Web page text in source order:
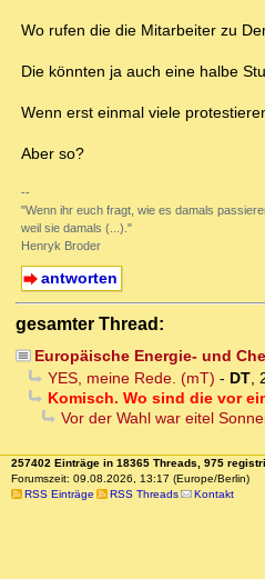
Wo rufen die die Mitarbeiter zu
Die könnten ja auch eine halbe
Wenn erst einmal viele
Aber so?
--
"Wenn ihr euch fragt, wie es damals
weil sie damals (...)."
Henryk Broder
antworten
gesamter Thread:
Europäische Energie- und
YES, meine Rede. (mT) - DT,
Komisch. Wo sind die vor
Vor der Wahl war eitel
257402 Einträge in 18365 Threads, 975
Forumszeit: 09.08.2026, 13:17 (Europe/Berlin)
RSS Einträge
RSS Threads Kontakt